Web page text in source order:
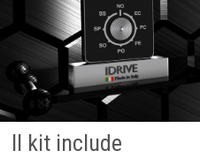
Il kit include